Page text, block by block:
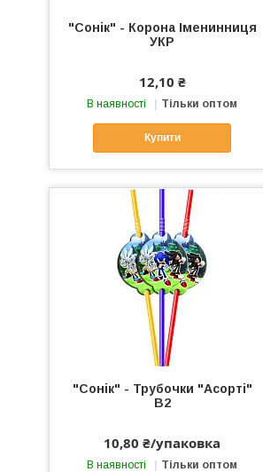
"Сонік" - Корона Іменинниця
УКР
12,10 ₴
В наявності Тільки оптом
Купити
"Сонік" - Трубочки "Асорті"
В2
10,80 ₴/упаковка
В наявності Тільки оптом